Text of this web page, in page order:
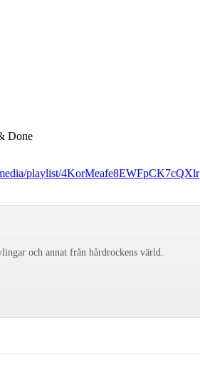
Done
playlist/4KorMeafe8EWFpCK7cQXlr
och annat från hårdrockens värld.